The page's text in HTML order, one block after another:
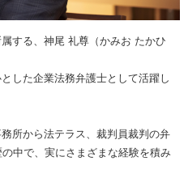
する、神尾 礼尊（かみお たかひ
した企業法務弁護士として活躍し
所から法テラス、裁判員裁判の弁
中で、実にさまざまな経験を積み